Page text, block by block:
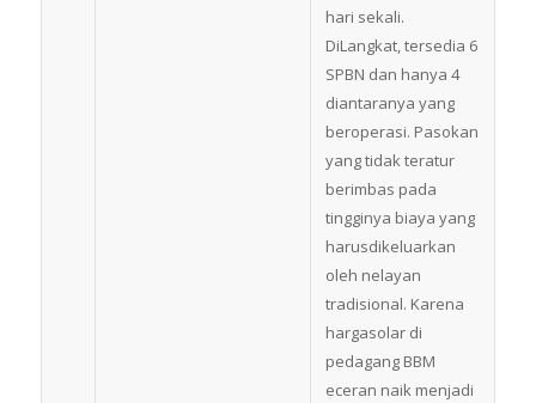
hari sekali.
DiLangkat, tersedia 6
SPBN dan hanya 4
diantaranya yang
beroperasi. Pasokan
yang tidak teratur
berimbas pada
tingginya biaya yang
harusdikeluarkan
oleh nelayan
tradisional. Karena
hargasolar di
pedagang BBM
eceran naik menjadi